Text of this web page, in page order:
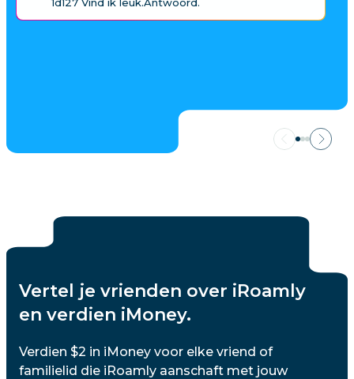
Vertel je vrienden over iRoamly
en verdien iMoney.
Verdien $2 in iMoney voor elke vriend of
familielid die iRoamly aanschaft met jouw